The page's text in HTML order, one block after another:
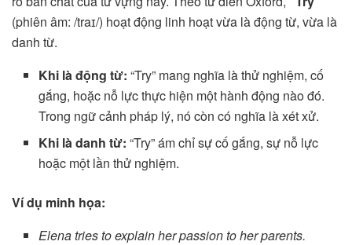
(phiên âm: /traɪ/) hoạt động linh hoạt vừa là động từ, vừa là
danh từ.
Khi là động từ: “Try” mang nghĩa là thử nghiệm, cố
gắng, hoặc nỗ lực thực hiện một hành động nào đó.
Trong ngữ cảnh pháp lý, nó còn có nghĩa là xét xử.
Khi là danh từ: “Try” ám chỉ sự cố gắng, sự nỗ lực
hoặc một lần thử nghiệm.
Ví dụ minh họa:
Elena tries to explain her passion to her parents.